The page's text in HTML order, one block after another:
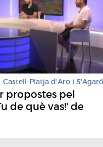
Castell-Platja d'Aro i S'Agaró
propostes pel
de què vas!' de